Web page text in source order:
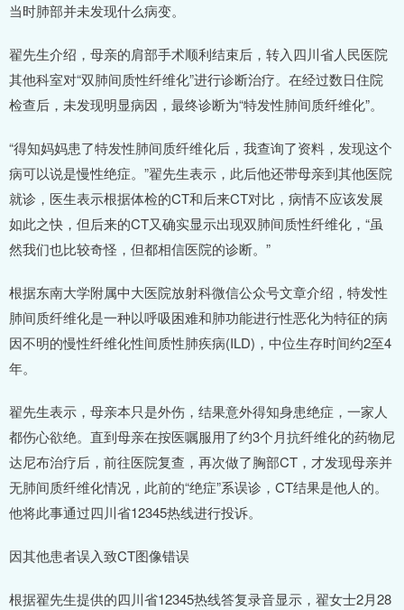
当时肺部并未发现什么病变。
翟先生介绍，母亲的肩部手术顺利结束后，转入四川省人民医院
其他科室对“双肺间质性纤维化”进行诊断治疗。在经过数日住院
检查后，未发现明显病因，最终诊断为“特发性肺间质纤维化”。
“得知妈妈患了特发性肺间质纤维化后，我查询了资料，发现这个
病可以说是慢性绝症。”翟先生表示，此后他还带母亲到其他医院
就诊，医生表示根据体检的CT和后来CT对比，病情不应该发展
如此之快，但后来的CT又确实显示出现双肺间质性纤维化，“虽
然我们也比较奇怪，但都相信医院的诊断。”
根据东南大学附属中大医院放射科微信公众号文章介绍，特发性
肺间质纤维化是一种以呼吸困难和肺功能进行性恶化为特征的病
因不明的慢性纤维化性间质性肺疾病(ILD)，中位生存时间约2至4
年。
翟先生表示，母亲本只是外伤，结果意外得知身患绝症，一家人
都伤心欲绝。直到母亲在按医嘱服用了约3个月抗纤维化的药物尼
达尼布治疗后，前往医院复查，再次做了胸部CT，才发现母亲并
无肺间质纤维化情况，此前的“绝症”系误诊，CT结果是他人的。
他将此事通过四川省12345热线进行投诉。
因其他患者误入致CT图像错误
根据翟先生提供的四川省12345热线答复录音显示，翟女士2月28